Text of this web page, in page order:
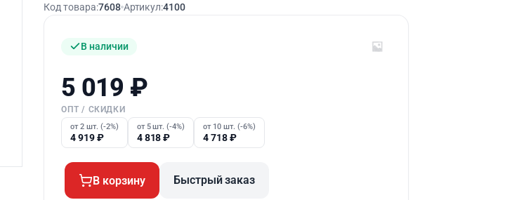
Код товара:7608 Артикул:4100
В наличии
5 019 ₽
ОПТ / СКИДКИ
от 2 шт. (-2%)
4 919₽
от 5 шт. (-4%)
4 818₽
от 10 шт. (-6%)
4 718₽
В корзину Быстрый заказ